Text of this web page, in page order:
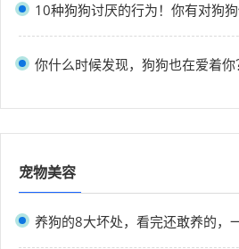
10种狗狗讨厌的行为！你有对狗狗
你什么时候发现，狗狗也在爱着你
宠物美容